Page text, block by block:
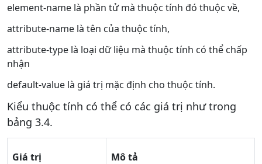
element-name là phần tử mà thuộc tính đó thuộc về,
attribute-name là tên của thuộc tính,
attribute-type là loại dữ liệu mà thuộc tính có thể chấp
nhận
default-value là giá trị mặc định cho thuộc tính.
Kiểu thuộc tính có thể có các giá trị như trong
bảng 3.4.
Giá trị Mô tả